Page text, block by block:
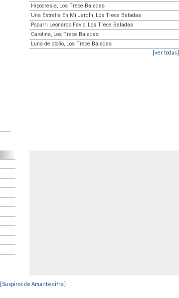
Hipocresia, Los Trece Baladas
Una Estrella En Mi JardÍn, Los Trece Baladas
Popurri Leonardo Favio, Los Trece Baladas
Carolina, Los Trece Baladas
Luna de otoño, Los Trece Baladas
[ver todas]
[Suspiros de Amante cifra]